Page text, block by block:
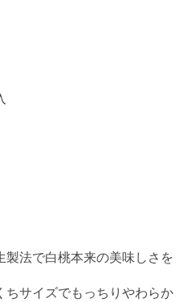
法で白桃本来の美味しさを
ちサイズでもっちりやわらか